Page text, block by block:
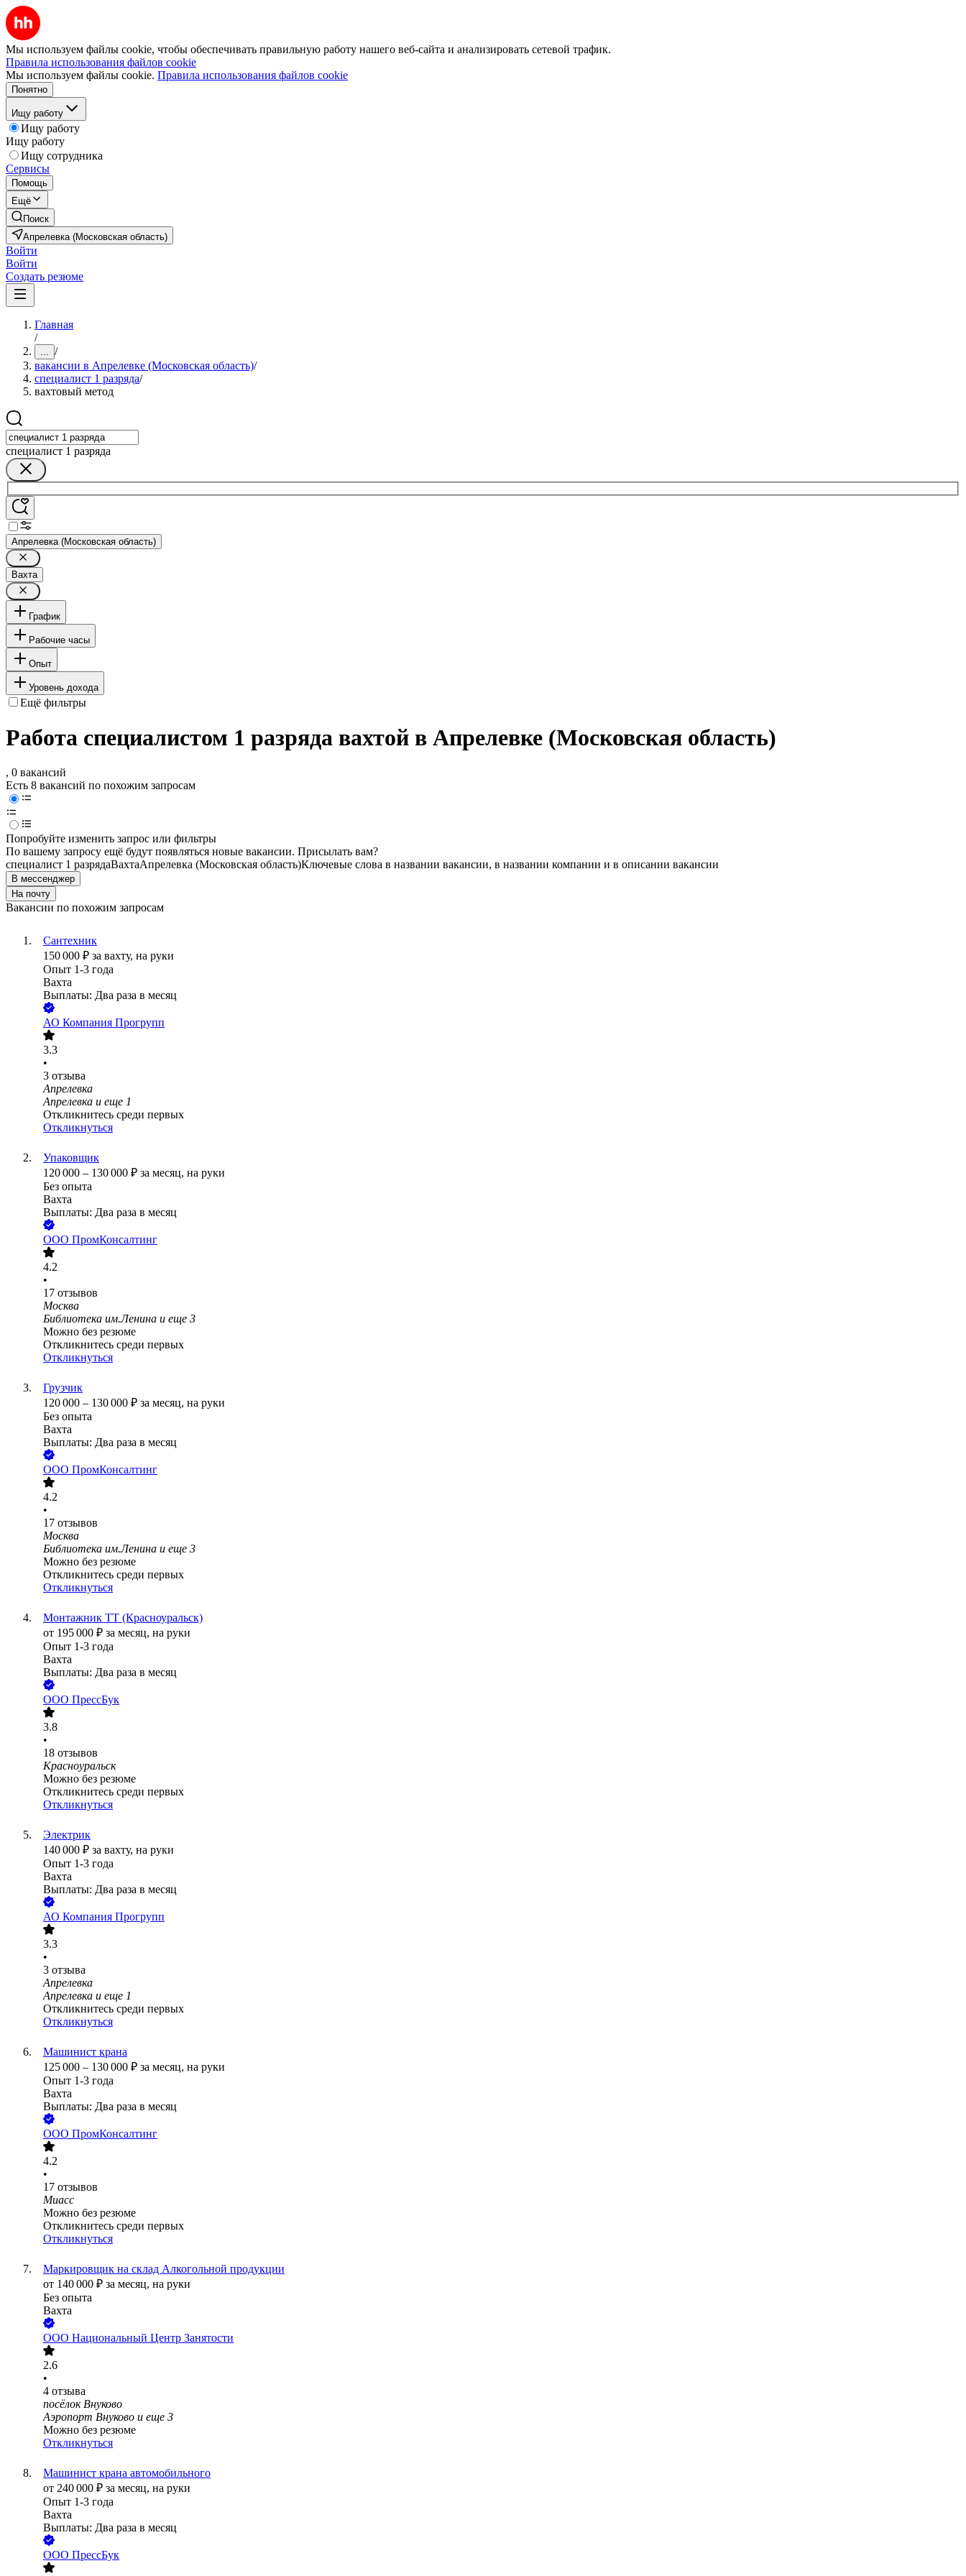
Мы используем файлы cookie, чтобы обеспечивать правильную работу нашего веб-сайта и анализировать сетевой трафик.
Правила использования файлов cookie
Мы используем файлы cookie. Правила использования файлов cookie
Понятно
Ищу работу
Ищу работу
Ищу работу
Ищу сотрудника
Сервисы
Помощь
Ещё
Поиск
Апрелевка (Московская область)
Войти
Войти
Создать резюме
Главная
/
... /
вакансии в Апрелевке (Московская область)/
специалист 1 разряда/
вахтовый метод
специалист 1 разряда
Апрелевка (Московская область)
Вахта
График
Рабочие часы
Опыт
Уровень дохода
Ещё фильтры
Работа специалистом 1 разряда вахтой в Апрелевке (Московская область)
, 0 вакансий
Есть 8 вакансий по похожим запросам
Попробуйте изменить запрос или фильтры
По вашему запросу ещё будут появляться новые вакансии. Присылать вам?
специалист 1 разрядаВахтаАпрелевка (Московская область)Ключевые слова в названии вакансии, в названии компании и в описании вакансии
В мессенджер
На почту
Вакансии по похожим запросам
Сантехник
150 000 ₽ за вахту, на руки
Опыт 1-3 года
Вахта
Выплаты: Два раза в месяц
АО Компания Прогрупп
3.3
•
3 отзыва
Апрелевка
Апрелевка и еще 1
Откликнитесь среди первых
Откликнуться
Упаковщик
120 000 – 130 000 ₽ за месяц, на руки
Без опыта
Вахта
Выплаты: Два раза в месяц
ООО ПромКонсалтинг
4.2
•
17 отзывов
Москва
Библиотека им.Ленина и еще 3
Можно без резюме
Откликнитесь среди первых
Откликнуться
Грузчик
120 000 – 130 000 ₽ за месяц, на руки
Без опыта
Вахта
Выплаты: Два раза в месяц
ООО ПромКонсалтинг
4.2
•
17 отзывов
Москва
Библиотека им.Ленина и еще 3
Можно без резюме
Откликнитесь среди первых
Откликнуться
Монтажник ТТ (Красноуральск)
от 195 000 ₽ за месяц, на руки
Опыт 1-3 года
Вахта
Выплаты: Два раза в месяц
ООО ПрессБук
3.8
•
18 отзывов
Красноуральск
Можно без резюме
Откликнитесь среди первых
Откликнуться
Электрик
140 000 ₽ за вахту, на руки
Опыт 1-3 года
Вахта
Выплаты: Два раза в месяц
АО Компания Прогрупп
3.3
•
3 отзыва
Апрелевка
Апрелевка и еще 1
Откликнитесь среди первых
Откликнуться
Машинист крана
125 000 – 130 000 ₽ за месяц, на руки
Опыт 1-3 года
Вахта
Выплаты: Два раза в месяц
ООО ПромКонсалтинг
4.2
•
17 отзывов
Миасс
Можно без резюме
Откликнитесь среди первых
Откликнуться
Маркировщик на склад Алкогольной продукции
от 140 000 ₽ за месяц, на руки
Без опыта
Вахта
ООО Национальный Центр Занятости
2.6
•
4 отзыва
посёлок Внуково
Аэропорт Внуково и еще 3
Можно без резюме
Откликнуться
Машинист крана автомобильного
от 240 000 ₽ за месяц, на руки
Опыт 1-3 года
Вахта
Выплаты: Два раза в месяц
ООО ПрессБук